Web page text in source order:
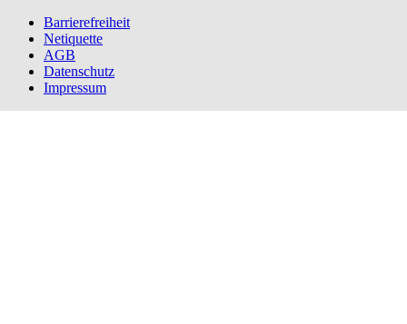
Barrierefreiheit
Netiquette
AGB
Datenschutz
Impressum